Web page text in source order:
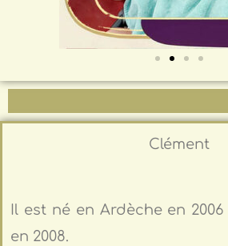
Clément
Il est né en Ardèche en
en 2008.